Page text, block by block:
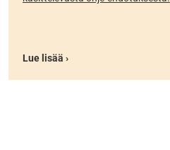
Lue lisää ›